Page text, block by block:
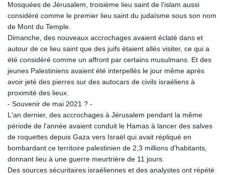
Mosquées de Jérusalem, troisième lieu saint de l'islam aussi
considéré comme le premier lieu saint du judaïsme sous son nom
de Mont du Temple.
Dimanche, des nouveaux accrochages avaient éclaté dans et
autour de ce lieu saint que des juifs étaient allés visiter, ce qui a
été considéré comme un affront par certains musulmans. Et des
jeunes Palestiniens avaient été interpellés le jour même après
avoir jeté des pierres sur des autocars de civils israéliens à
proximité des lieux.
- Souvenir de mai 2021 ? -
L'an dernier, des accrochages à Jérusalem pendant la même
période de l'année avaient conduit le Hamas à lancer des salves
de roquettes depuis Gaza vers Israël qui avait répliqué en
bombardant ce territoire palestinien de 2,3 millions d'habitants,
donnant lieu à une guerre meurtrière de 11 jours.
Des sources sécuritaires israéliennes et des analystes ont répété